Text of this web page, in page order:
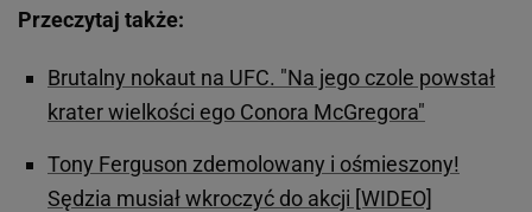
Przeczytaj także:
Brutalny nokaut na UFC. "Na jego czole powstał
krater wielkości ego Conora McGregora"
Tony Ferguson zdemolowany i ośmieszony!
Sędzia musiał wkroczyć do akcji [WIDEO]